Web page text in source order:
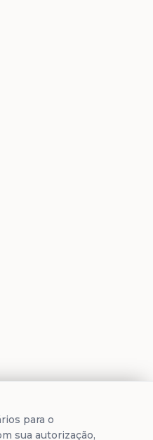
para o
sua autorização,